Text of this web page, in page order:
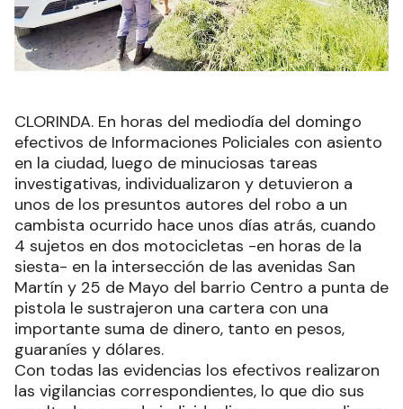
CLORINDA. En horas del mediodía del domingo
efectivos de Informaciones Policiales con asiento
en la ciudad, luego de minuciosas tareas
investigativas, individualizaron y detuvieron a
unos de los presuntos autores del robo a un
cambista ocurrido hace unos días atrás, cuando
4 sujetos en dos motocicletas -en horas de la
siesta- en la intersección de las avenidas San
Martín y 25 de Mayo del barrio Centro a punta de
pistola le sustrajeron una cartera con una
importante suma de dinero, tanto en pesos,
guaraníes y dólares.
Con todas las evidencias los efectivos realizaron
las vigilancias correspondientes, lo que dio sus